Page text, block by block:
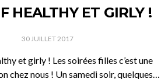
HEALTHY ET GIRLY !
30 JUILLET 2017
et girly ! Les soirées filles c’est une
chez nous ! Un samedi soir, quelques…